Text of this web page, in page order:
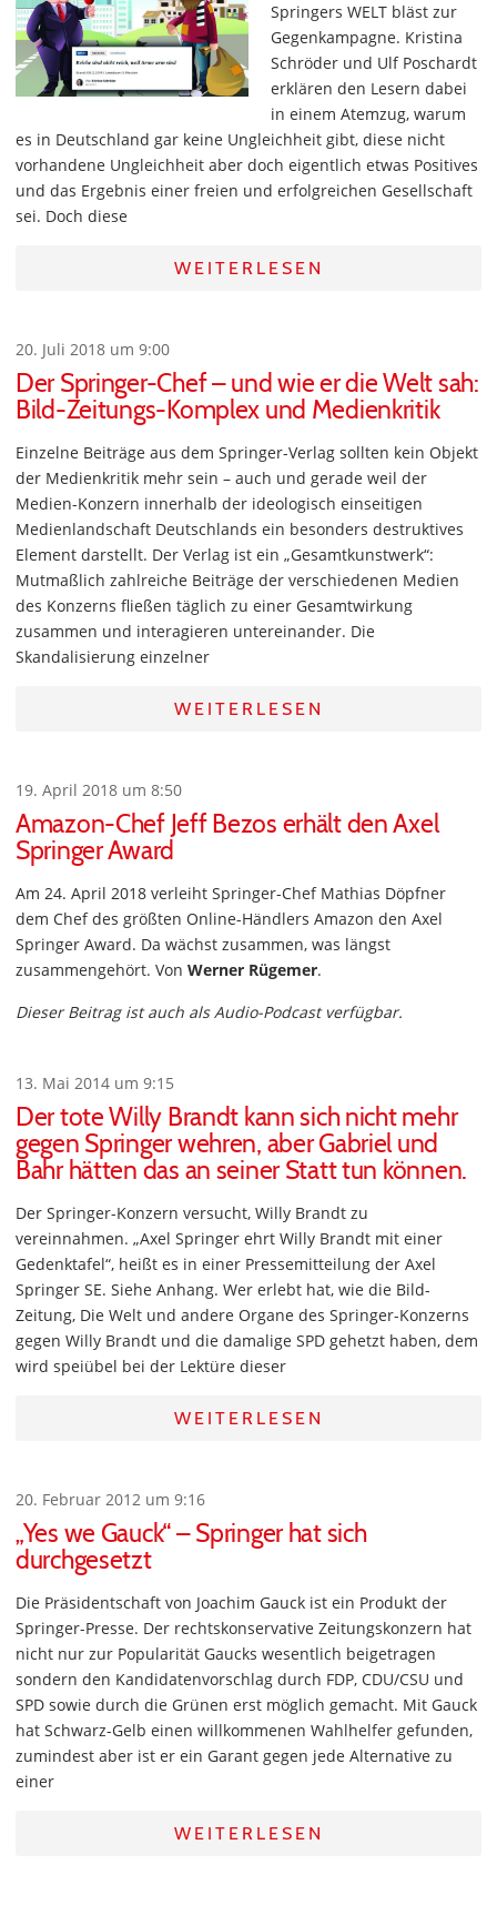
Springers WELT bläst zur
Gegenkampagne. Kristina
Schröder und Ulf Poschardt
erklären den Lesern dabei
in einem Atemzug, warum
es in Deutschland gar keine Ungleichheit gibt, diese nicht
vorhandene Ungleichheit aber doch eigentlich etwas Positives
und das Ergebnis einer freien und erfolgreichen Gesellschaft
sei. Doch diese
WEITERLESEN
20. Juli 2018 um 9:00
Der Springer-Chef – und wie er die Welt sah:
Bild-Zeitungs-Komplex und Medienkritik
Einzelne Beiträge aus dem Springer-Verlag sollten kein Objekt
der Medienkritik mehr sein – auch und gerade weil der
Medien-Konzern innerhalb der ideologisch einseitigen
Medienlandschaft Deutschlands ein besonders destruktives
Element darstellt. Der Verlag ist ein „Gesamtkunstwerk“:
Mutmaßlich zahlreiche Beiträge der verschiedenen Medien
des Konzerns fließen täglich zu einer Gesamtwirkung
zusammen und interagieren untereinander. Die
Skandalisierung einzelner
WEITERLESEN
19. April 2018 um 8:50
Amazon-Chef Jeff Bezos erhält den Axel
Springer Award
Am 24. April 2018 verleiht Springer-Chef Mathias Döpfner
dem Chef des größten Online-Händlers Amazon den Axel
Springer Award. Da wächst zusammen, was längst
zusammengehört. Von Werner Rügemer.
Dieser Beitrag ist auch als Audio-Podcast verfügbar.
13. Mai 2014 um 9:15
Der tote Willy Brandt kann sich nicht mehr
gegen Springer wehren, aber Gabriel und
Bahr hätten das an seiner Statt tun können.
Der Springer-Konzern versucht, Willy Brandt zu
vereinnahmen. „Axel Springer ehrt Willy Brandt mit einer
Gedenktafel“, heißt es in einer Pressemitteilung der Axel
Springer SE. Siehe Anhang. Wer erlebt hat, wie die Bild-
Zeitung, Die Welt und andere Organe des Springer-Konzerns
gegen Willy Brandt und die damalige SPD gehetzt haben, dem
wird speiübel bei der Lektüre dieser
WEITERLESEN
20. Februar 2012 um 9:16
„Yes we Gauck“ – Springer hat sich
durchgesetzt
Die Präsidentschaft von Joachim Gauck ist ein Produkt der
Springer-Presse. Der rechtskonservative Zeitungskonzern hat
nicht nur zur Popularität Gaucks wesentlich beigetragen
sondern den Kandidatenvorschlag durch FDP, CDU/CSU und
SPD sowie durch die Grünen erst möglich gemacht. Mit Gauck
hat Schwarz-Gelb einen willkommenen Wahlhelfer gefunden,
zumindest aber ist er ein Garant gegen jede Alternative zu
einer
WEITERLESEN